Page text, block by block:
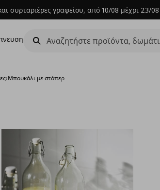
συρταριέρες γραφείου, από 10/08 μέχρι 23/08
›Μπουκάλι με στόπερ